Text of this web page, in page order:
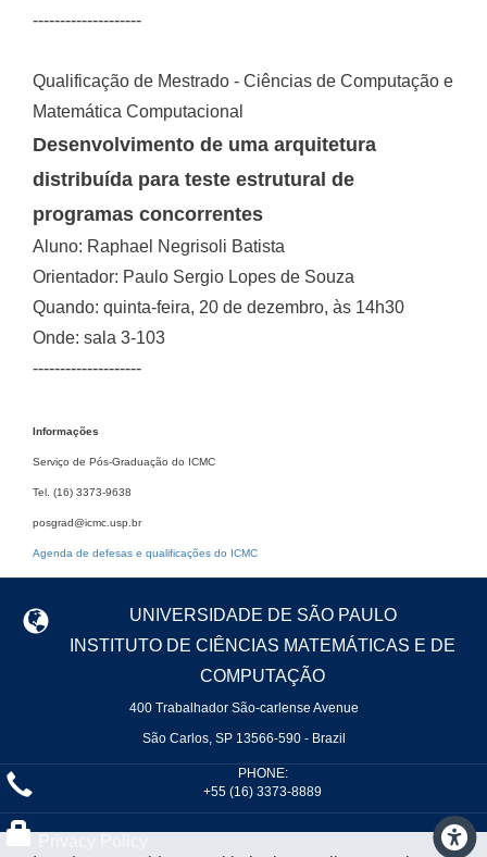
--------------------
Qualificação de Mestrado - Ciências de Computação e
Matemática Computacional
Desenvolvimento de uma arquitetura
distribuída para teste estrutural de
programas concorrentes
Aluno: Raphael Negrisoli Batista
Orientador: Paulo Sergio Lopes de Souza
Quando: quinta-feira, 20 de dezembro, às 14h30
Onde: sala 3-103
--------------------
Informações
Serviço de Pós-Graduação do ICMC
Tel. (16) 3373-9638
posgrad@icmc.usp.br
Agenda de defesas e qualificações do ICMC
UNIVERSIDADE DE SÃO PAULO
INSTITUTO DE CIÊNCIAS MATEMÁTICAS E DE
COMPUTAÇÃO
400 Trabalhador São-carlense Avenue
São Carlos, SP 13566-590 - Brazil
PHONE:
+55 (16) 3373-8889